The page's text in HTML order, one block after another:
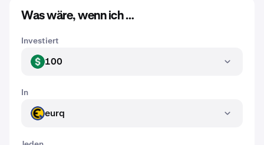
Was wäre, wenn ich …
Investiert
USD 100
In
EURQ eurq